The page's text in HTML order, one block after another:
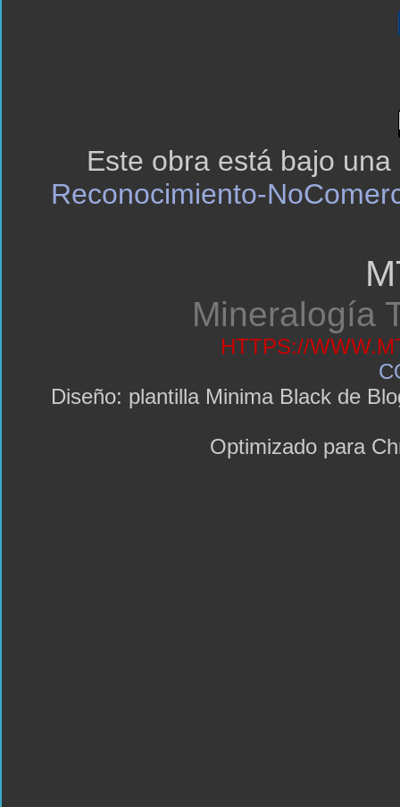
Este obra está bajo una
Reconocimiento-
Mineralogía
HTTPS://
Diseño: plantilla Minima Black de
Optimizado para